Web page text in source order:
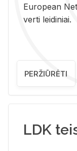
Eu­ro­pe­an
ver­ti lei­di­niai.
PERŽIŪRĖTI
LDK